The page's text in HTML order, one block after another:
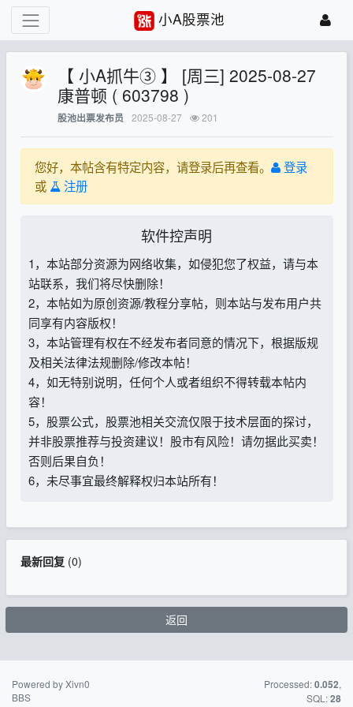
小A股票池
【 小A抓牛③ 】 [周三] 2025-08-27
康普顿 ( 603798 )
股池出票发布员 2025-08-27 201
您好，本帖含有特定内容，请登录后再查看。
登录
或
注册
软件控声明
1，本站部分资源为网络收集，如侵犯您了权益，请与本
站联系，我们将尽快删除！
2，本帖如为原创资源/教程分享帖，则本站与发布用户共
同享有内容版权！
3，本站管理有权在不经发布者同意的情况下，根据版规
及相关法律法规删除/修改本帖！
4，如无特别说明，任何个人或者组织不得转载本帖内
容！
5，股票公式，股票池相关交流仅限于技术层面的探讨，
并非股票推荐与投资建议！股市有风险！请勿据此买卖！
否则后果自负！
6，未尽事宜最终解释权归本站所有！
最新回复(0)
返回
Powered by Xivn0
BBS
Processed:0.052,
SQL:28